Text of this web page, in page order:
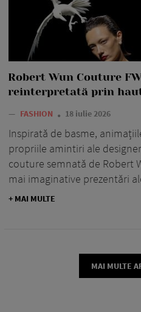
Robert Wun Couture
reinterpretată prin
— FASHION 18 iulie 2026
Inspirată de basme,
propriile amintiri ale
couture semnată de Robert
mai imaginative prezentări
+ MAI MULTE
MAI MULTE